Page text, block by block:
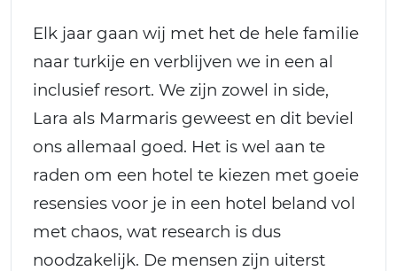
Elk jaar gaan wij met het de hele familie
naar turkije en verblijven we in een al
inclusief resort. We zijn zowel in side,
Lara als Marmaris geweest en dit beviel
ons allemaal goed. Het is wel aan te
raden om een hotel te kiezen met goeie
resensies voor je in een hotel beland vol
met chaos, wat research is dus
noodzakelijk. De mensen zijn uiterst